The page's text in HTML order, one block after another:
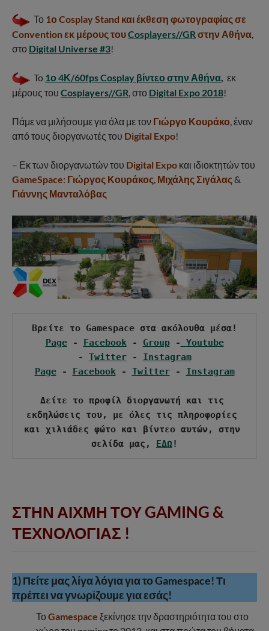
Το 1ο Cosplay Stand και έκθεση φωτογραφίας σε
Convention εκ μέρους τουCosplayers//GRστην Αθήνα,
στο Digital Universe #3!
To 1ο 4Κ/60fps Cosplay βίντεο στην Αθήνα, εκ
μέρους του Cosplayers//GR, στο Digital Expo 2018!
Πάμε να μιλήσουμε για όλα με τον Γιώργο Κουράκο, έναν
από τους διοργανωτές του Digital Expo!
– Εκ των διοργανωτών του Digital Expo και ιδιοκτητών του
GameSpace: Γιώργος Κουράκος, Μιχάλης Σιγάλας &
Γιάννης Μανταλόβας
Βρείτε το Gamespace στα ακόλουθα μέσα!
Page - Facebook - Group - Youtube
- Twitter - Instagram
Page - Facebook - Twitter - Instagram
Δείτε το προφίλ διοργανωτή και τις
εκδηλώσεις του, με όλες τις πληροφορίες
και χιλιάδες φώτο και βίντεο αυτών, στην
σελίδα μας, ΕΔΩ
ΣΤΗΝ ΑΙΧΜΗ ΤΟΥ GAMING &
ΤΕΧΝΟΛΟΓΙΑΣ !
1) Πείτε μας λίγα λόγια για το Gamespace! Τι
πρέπει να γνωρίζουμε για εσάς!
Το Gamespace ξεκίνησε την δραστηριότητα του στο